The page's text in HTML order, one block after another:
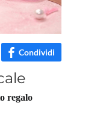
Condividi
regalo